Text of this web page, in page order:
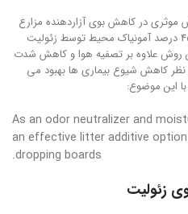
موثری در کاهش بوی آزاردهنده مزارع
پرورش ماکیان دارد. طبق تحقیقات تا 45 درصد آمونیاک محیط توسط زئولیت
روش علاوه بر تصفیه هوا و کاهش شدت
نظر کاهش شیوع بیماری ها بهبود می
با این موضوع:
As an odor neutralizer and
an effective litter additive
dropping boards.
زئولیت